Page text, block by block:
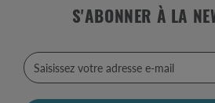
S'ABONNER À LA